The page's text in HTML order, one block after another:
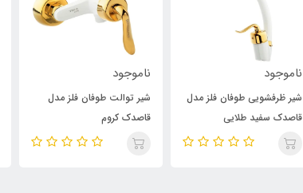
ناموجود
شیر ظرفشویی طوفان فلز مدل
قاصدک سفید طلایی
ناموجود
شیر توالت طوفان فلز مدل
قاصدک کروم